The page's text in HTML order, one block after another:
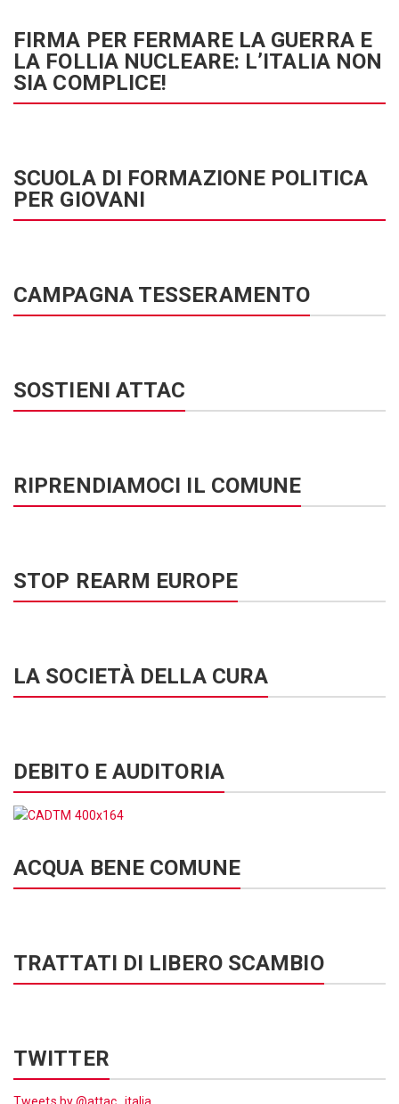
FIRMA PER FERMARE LA GUERRA E
LA FOLLIA NUCLEARE: L’ITALIA NON
SIA COMPLICE!
SCUOLA DI FORMAZIONE POLITICA
PER GIOVANI
CAMPAGNA TESSERAMENTO
SOSTIENI ATTAC
RIPRENDIAMOCI IL COMUNE
STOP REARM EUROPE
LA SOCIETÀ DELLA CURA
DEBITO E AUDITORIA
ACQUA BENE COMUNE
TRATTATI DI LIBERO SCAMBIO
TWITTER